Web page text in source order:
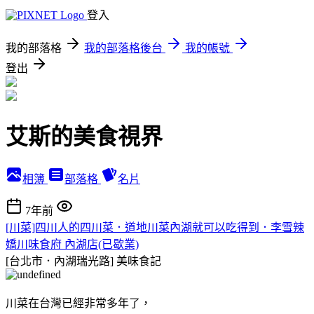
登入
我的部落格 我的部落格後台
我的帳號
登出
艾斯的美食視界
相簿 部落格 名片
7年前
[川菜]四川人的四川菜．道地川菜內湖就可以吃得到．李雪辣
嬌川味食府 內湖店(已歇業)
[台北市．內湖瑞光路] 美味食記
川菜在台灣已經非常多年了，